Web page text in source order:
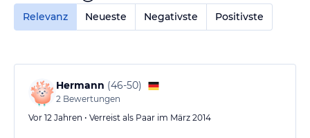
Relevanz
Neueste Negativste Positivste
Hermann (46-50)
2 Bewertungen
Vor 12 Jahren • Verreist als Paar im März 2014